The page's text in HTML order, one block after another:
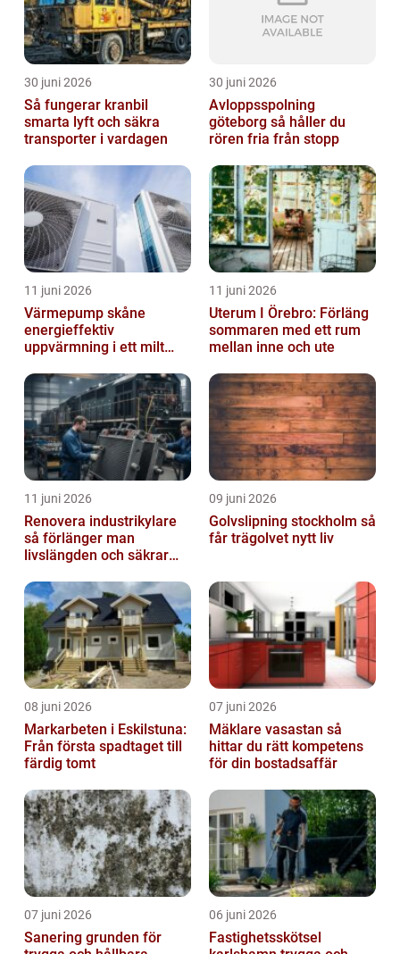
30 juni 2026
Så fungerar kranbil
smarta lyft och säkra
transporter i vardagen
30 juni 2026
Avloppsspolning
göteborg så håller du
rören fria från stopp
11 juni 2026
Värmepump skåne
energieffektiv
uppvärmning i ett milt
11 juni 2026
Uterum I Örebro: Förläng
sommaren med ett rum
mellan inne och ute
11 juni 2026
Renovera industrikylare
så förlänger man
livslängden och säkrar
09 juni 2026
Golvslipning stockholm så
får trägolvet nytt liv
08 juni 2026
Markarbeten i Eskilstuna:
Från första spadtaget till
färdig tomt
07 juni 2026
Mäklare vasastan så
hittar du rätt kompetens
för din bostadsaffär
07 juni 2026
Sanering grunden för
06 juni 2026
Fastighetsskötsel